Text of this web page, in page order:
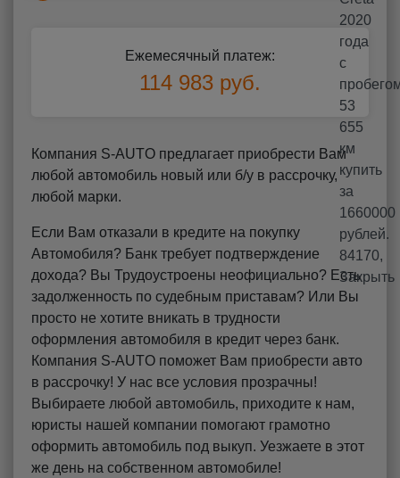
Ежемесячный платеж:
114 983 руб.
Компания S-AUTO предлагает приобрести Вам
любой автомобиль новый или б/у в рассрочку,
любой марки.
Если Вам отказали в кредите на покупку
Автомобиля? Банк требует подтверждение
дохода? Вы Трудоустроены неофициально? Есть
задолженность по судебным приставам? Или Вы
просто не хотите вникать в трудности
оформления автомобиля в кредит через банк.
Компания S-AUTO поможет Вам приобрести авто
в рассрочку! У нас все условия прозрачны!
Выбираете любой автомобиль, приходите к нам,
юристы нашей компании помогают грамотно
оформить автомобиль под выкуп. Уезжаете в этот
же день на собственном автомобиле!